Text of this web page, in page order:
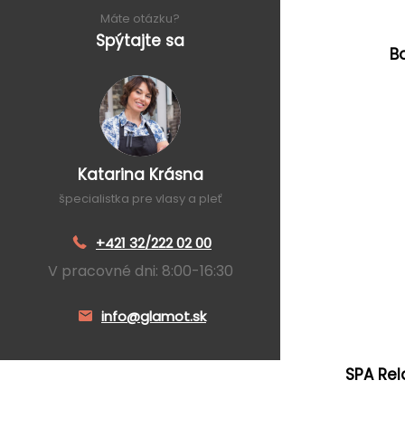
Máte otázku?
Spýtajte sa
Katarina Krásna
špecialistka pre vlasy a pleť
+421 32/222 02 00
V pracovné dni: 8:00-16:30
info@glamot.sk
SPA